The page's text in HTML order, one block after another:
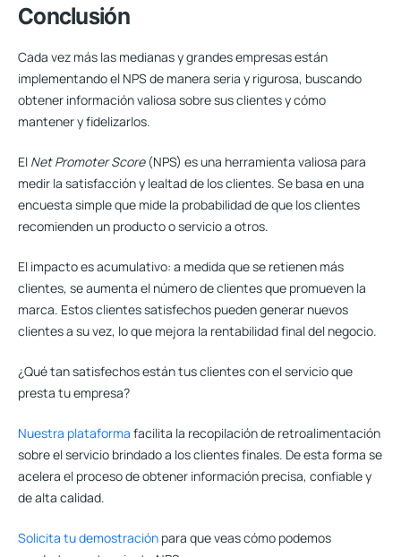
Conclusión
Cada vez más las medianas y grandes empresas están
implementando el NPS de manera seria y rigurosa, buscando
obtener información valiosa sobre sus clientes y cómo
mantener y fidelizarlos.
El Net Promoter Score(NPS) es una herramienta valiosa para
medir la satisfacción y lealtad de los clientes. Se basa en una
encuesta simple que mide la probabilidad de que los clientes
recomienden un producto o servicio a otros.
El impacto es acumulativo: a medida que se retienen más
clientes, se aumenta el número de clientes que promueven la
marca. Estos clientes satisfechos pueden generar nuevos
clientes a su vez, lo que mejora la rentabilidad final del negocio.
¿Qué tan satisfechos están tus clientes con el servicio que
presta tu empresa?
Nuestra plataforma facilita la recopilación de retroalimentación
sobre el servicio brindado a los clientes finales. De esta forma se
acelera el proceso de obtener información precisa, confiable y
de alta calidad.
Solicita tu demostración para que veas cómo podemos